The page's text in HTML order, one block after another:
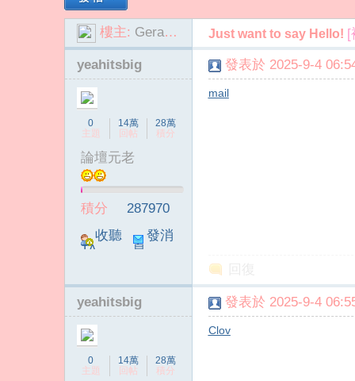
» › ›
樓主: GerardMcNa Just want to say Hello! [
yeahitsbig
0
主題
14萬
回帖
28萬
積分
論壇元老
積分
287970
收聽
TA
發消
息
發表於 2025-9-4
mail
yeahitsbig
0
主題
14萬
回帖
28萬
積分
發表於 2025-9-4
Clov